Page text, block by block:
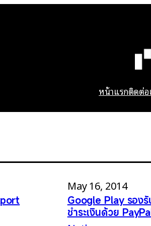
หน้าแรกติดต่อ
May 16, 2014
Google Play รอง
ชำระเงินด้วย